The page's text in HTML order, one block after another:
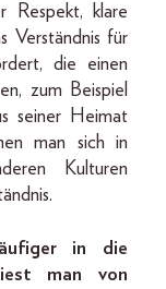
Respekt, klare
Verständnis für
die einen
zum Beispiel
seiner Heimat
man sich in
Kulturen
in die
man von